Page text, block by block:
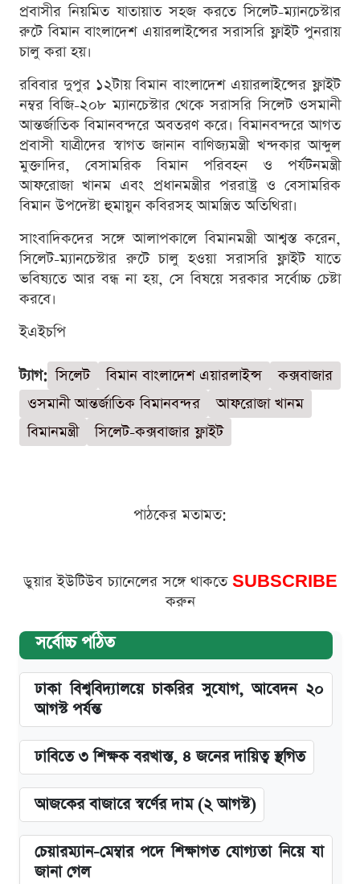
প্রবাসীর নিয়মিত যাতায়াত সহজ করতে সিলেট-ম্যানচেস্টার
রুটে বিমান বাংলাদেশ এয়ারলাইন্সের সরাসরি ফ্লাইট পুনরায়
চালু করা হয়।
রবিবার দুপুর ১২টায় বিমান বাংলাদেশ এয়ারলাইন্সের ফ্লাইট
নম্বর বিজি-২০৮ ম্যানচেস্টার থেকে সরাসরি সিলেট ওসমানী
আন্তর্জাতিক বিমানবন্দরে অবতরণ করে। বিমানবন্দরে আগত
প্রবাসী যাত্রীদের স্বাগত জানান বাণিজ্যমন্ত্রী খন্দকার আব্দুল
মুক্তাদির, বেসামরিক বিমান পরিবহন ও পর্যটনমন্ত্রী
আফরোজা খানম এবং প্রধানমন্ত্রীর পররাষ্ট্র ও বেসামরিক
বিমান উপদেষ্টা হুমায়ুন কবিরসহ আমন্ত্রিত অতিথিরা।
সাংবাদিকদের সঙ্গে আলাপকালে বিমানমন্ত্রী আশ্বস্ত করেন,
সিলেট-ম্যানচেস্টার রুটে চালু হওয়া সরাসরি ফ্লাইট যাতে
ভবিষ্যতে আর বন্ধ না হয়, সে বিষয়ে সরকার সর্বোচ্চ চেষ্টা
করবে।
ইএইচপি
ট্যাগ: সিলেট বিমান বাংলাদেশ এয়ারলাইন্স
কক্সবাজার
ওসমানী আন্তর্জাতিক বিমানবন্দর
আফরোজা খানম
বিমানমন্ত্রী
সিলেট-কক্সবাজার ফ্লাইট
পাঠকের মতামত:
ডুয়ার ইউটিউব চ্যানেলের সঙ্গে থাকতে SUBSCRIBE
করুন
সর্বোচ্চ পঠিত
ঢাকা বিশ্ববিদ্যালয়ে চাকরির সুযোগ, আবেদন ২০
আগস্ট পর্যন্ত
ঢাবিতে ৩ শিক্ষক বরখাস্ত, ৪ জনের দায়িত্ব স্থগিত
আজকের বাজারে স্বর্ণের দাম (২ আগস্ট)
চেয়ারম্যান-মেম্বার পদে শিক্ষাগত যোগ্যতা নিয়ে যা
জানা গেল